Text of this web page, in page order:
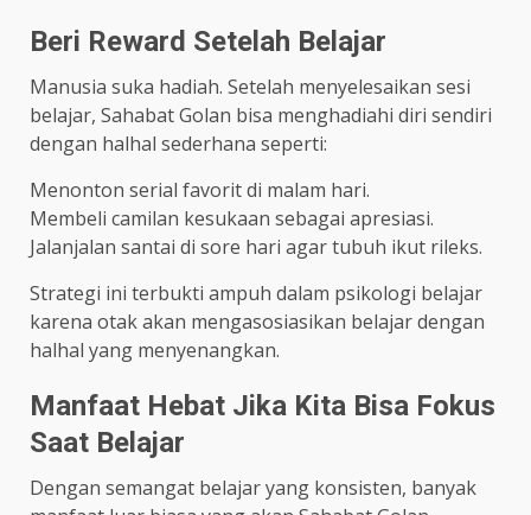
Beri Reward Setelah Belajar
Manusia suka hadiah. Setelah menyelesaikan sesi
belajar, Sahabat Golan bisa menghadiahi diri sendiri
dengan halhal sederhana seperti:
Menonton serial favorit di malam hari.
Membeli camilan kesukaan sebagai apresiasi.
Jalanjalan santai di sore hari agar tubuh ikut rileks.
Strategi ini terbukti ampuh dalam psikologi belajar
karena otak akan mengasosiasikan belajar dengan
halhal yang menyenangkan.
Manfaat Hebat Jika Kita Bisa Fokus
Saat Belajar
Dengan semangat belajar yang konsisten, banyak